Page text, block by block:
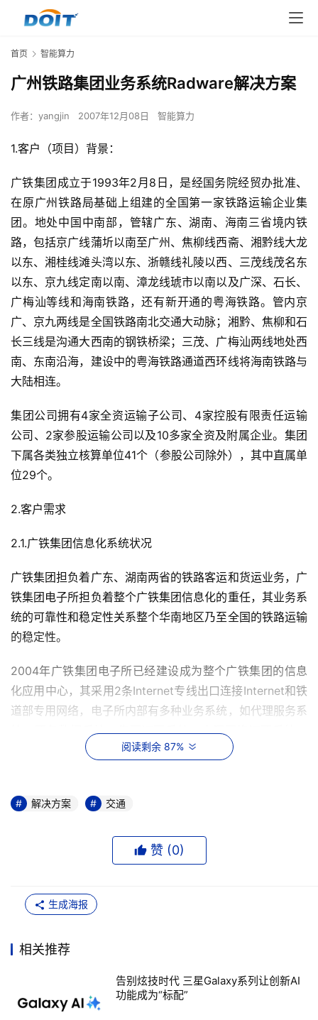
首页 智能算力
广州铁路集团业务系统Radware解决方案
作者： yangjin 2007年12月08日 智能算力
1.客户（项目）背景：
广铁集团成立于1993年2月8日，是经国务院经贸办批准、
在原广州铁路局基础上组建的全国第一家铁路运输企业集
团。地处中国中南部，管辖广东、湖南、海南三省境内铁
路，包括京广线蒲圻以南至广州、焦柳线西斋、湘黔线大龙
以东、湘桂线滩头湾以东、浙赣线礼陵以西、三茂线茂名东
以东、京九线定南以南、漳龙线琥市以南以及广深、石长、
广梅汕等线和海南铁路，还有新开通的粤海铁路。管内京
广、京九两线是全国铁路南北交通大动脉；湘黔、焦柳和石
长三线是沟通大西南的钢铁桥梁；三茂、广梅汕两线地处西
南、东南沿海，建设中的粤海铁路通道西环线将海南铁路与
大陆相连。
集团公司拥有4家全资运输子公司、4家控股有限责任运输
公司、2家参股运输公司以及10多家全资及附属企业。集团
下属各类独立核算单位41个（参股公司除外），其中直属单
位29个。
2.客户需求
2.1.广铁集团信息化系统状况
广铁集团担负着广东、湖南两省的铁路客运和货运业务，广
铁集团电子所担负着整个广铁集团信息化的重任，其业务系
统的可靠性和稳定性关系整个华南地区乃至全国的铁路运输
的稳定性。
2004年广铁集团电子所已经建设成为整个广铁集团的信息
化应用中心，其采用2条Internet专线出口连接Internet和铁
道部专用网络，电子所内部有多种业务系统，如代理服务系
统、票务数据系统、集团订票系统、广深网络订票系统、
OA系统、票务安全系统等，通过隔离网闸将整个网络分为
服务系统、OA系统，而且整个广铁集团的票务数据中心也
在内部网络，外部的电子商务系统也经过隔离网闸连接至内
闸连接至Internet。
流量都经过主用的链路，而备用链路完全为备用状态，一旦
发生故障，所有的流量都切换至备用链路。
2.2.问题分析
阅读剩余 87%
解决方案 交通
赞 (0)
生成海报
相关推荐
告别炫技时代 三星Galaxy系列让创新AI
功能成为“标配”